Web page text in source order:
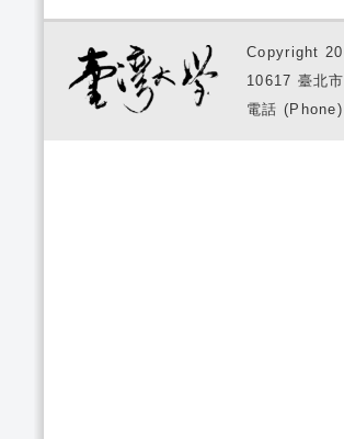
Copyright
10617 臺北
電話